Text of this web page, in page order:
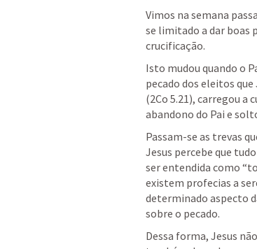
Vimos na semana
se limitado a dar boas
crucificação.
Isto mudou quando o
pecado dos eleitos que
(2Co 5.21), carregou a
abandono do Pai e
Passam-se as trevas
Jesus percebe que
ser entendida como
existem profecias a
determinado aspecto
sobre o pecado.
Dessa forma, Jesus